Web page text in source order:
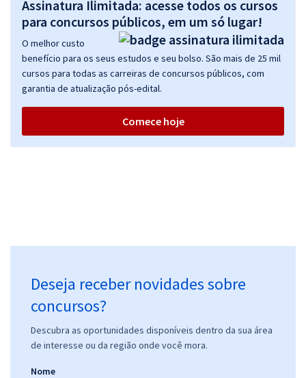
Assinatura Ilimitada: acesse todos os cursos
para concursos públicos, em um só lugar!
O melhor custo
benefício para os seus estudos e seu bolso. São mais de 25 mil
cursos para todas as carreiras de concursos públicos, com
garantia de atualização pós-edital.
Comece hoje
Deseja receber novidades sobre
concursos?
Descubra as oportunidades disponíveis dentro da sua área
de interesse ou da região onde você mora.
Nome